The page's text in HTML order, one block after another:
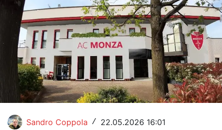
Volley
Hockey
Altri sport
Hockey
Pallanuoto
Pallamano
Sandro Coppola / 22.05.2026 16:01